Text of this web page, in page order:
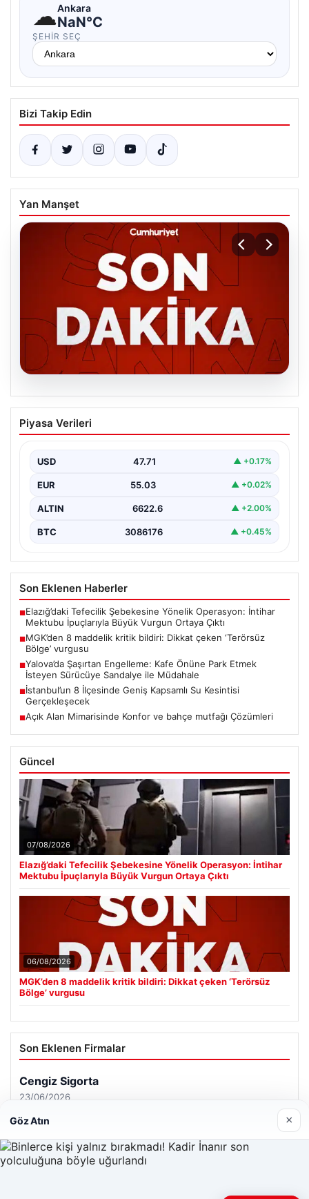
☁Ankara
NaN°C
ŞEHIR SEÇ
Bizi Takip Edin
Yan Manşet
MGK’den 8 maddelik kritik bildiri: Dikkat
çeken ‘Terörsüz Bölge’ vurgusu
Piyasa Verileri
USD 47.71 ▲ +0.17%
EUR 55.03 ▲ +0.02%
ALTIN 6622.6 ▲ +2.00%
BTC 3086176 ▲ +0.45%
Son Eklenen Haberler
■Elazığ’daki Tefecilik Şebekesine Yönelik Operasyon: İntihar
Mektubu İpuçlarıyla Büyük Vurgun Ortaya Çıktı
■MGK’den 8 maddelik kritik bildiri: Dikkat çeken ‘Terörsüz
Bölge’ vurgusu
■Yalova’da Şaşırtan Engelleme: Kafe Önüne Park Etmek
İsteyen Sürücüye Sandalye ile Müdahale
■İstanbul’un 8 İlçesinde Geniş Kapsamlı Su Kesintisi
Gerçekleşecek
■Açık Alan Mimarisinde Konfor ve bahçe mutfağı Çözümleri
Güncel
07/08/2026
Elazığ’daki Tefecilik Şebekesine Yönelik Operasyon: İntihar
Mektubu İpuçlarıyla Büyük Vurgun Ortaya Çıktı
06/08/2026
MGK’den 8 maddelik kritik bildiri: Dikkat çeken ‘Terörsüz
Bölge’ vurgusu
Son Eklenen Firmalar
Cengiz Sigorta
23/06/2026
Göz Atın ×